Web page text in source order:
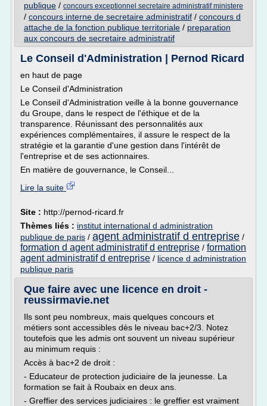
publique / concours exceptionnel secretaire administratif ministere
/ concours interne de secretaire administratif / concours d
attache de la fonction publique territoriale / preparation
aux concours de secretaire administratif
Le Conseil d'Administration | Pernod Ricard
en haut de page
Le Conseil d'Administration
Le Conseil d'Administration veille à la bonne gouvernance
du Groupe, dans le respect de l'éthique et de la
transparence. Réunissant des personnalités aux
expériences complémentaires, il assure le respect de la
stratégie et la garantie d'une gestion dans l'intérêt de
l'entreprise et de ses actionnaires.
En matière de gouvernance, le Conseil...
Lire la suite
Site : http://pernod-ricard.fr
Thèmes liés : institut international d administration
publique de paris / agent administratif d entreprise /
formation d agent administratif d entreprise / formation
agent administratif d entreprise / licence d administration
publique paris
Que faire avec une licence en droit -
reussirmavie.net
Ils sont peu nombreux, mais quelques concours et
métiers sont accessibles dès le niveau bac+2/3. Notez
toutefois que les admis ont souvent un niveau supérieur
au minimum requis :
Accès à bac+2 de droit :
- Educateur de protection judiciaire de la jeunesse. La
formation se fait à Roubaix en deux ans.
- Greffier des services judiciaires : le greffier est vraiment